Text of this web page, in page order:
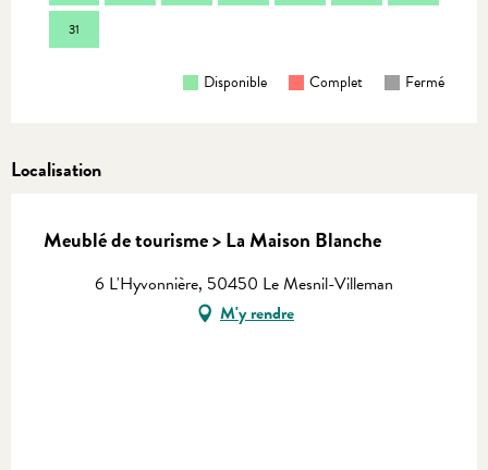
31
Disponible Complet Fermé
Localisation
Meublé de tourisme > La Maison Blanche
6 L'Hyvonnière, 50450 Le Mesnil-Villeman
M'y rendre